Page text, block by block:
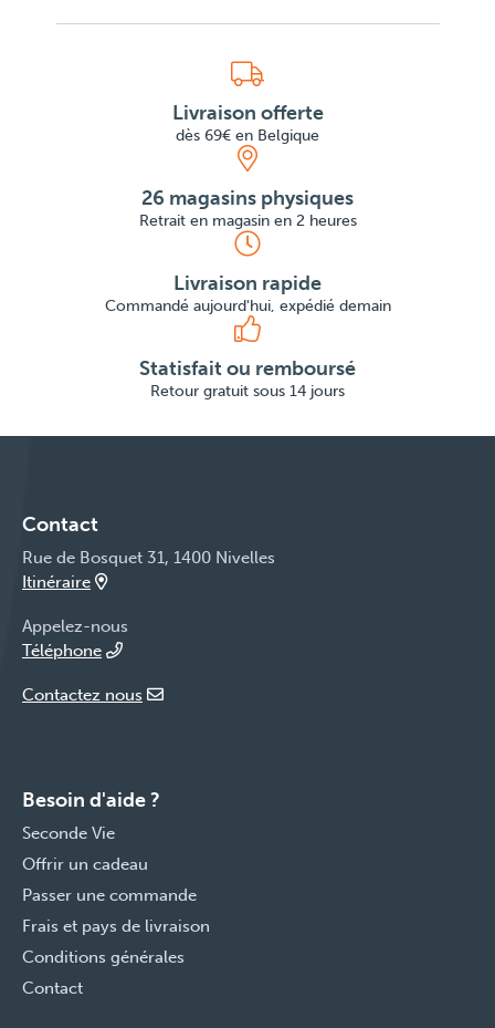
Livraison offerte
dès 69€ en Belgique
26 magasins physiques
Retrait en magasin en 2 heures
Livraison rapide
Commandé aujourd'hui, expédié demain
Statisfait ou remboursé
Retour gratuit sous 14 jours
Contact
Rue de Bosquet 31, 1400 Nivelles
Itinéraire
Appelez-nous
Téléphone
Contactez nous
Besoin d'aide ?
Seconde Vie
Offrir un cadeau
Passer une commande
Frais et pays de livraison
Conditions générales
Contact